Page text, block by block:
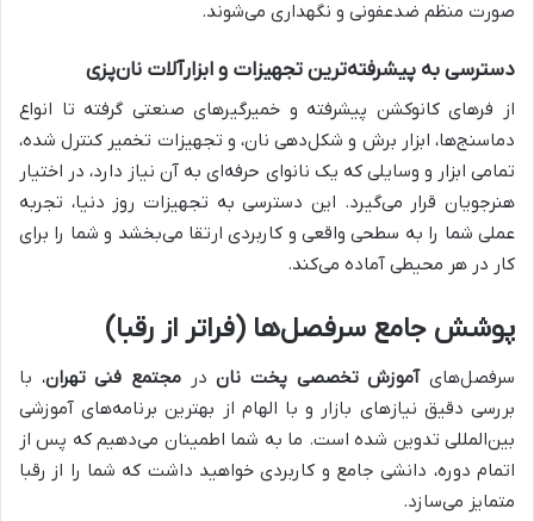
صورت منظم ضدعفونی و نگهداری می‌شوند.
دسترسی به پیشرفته‌ترین تجهیزات و ابزارآلات نان‌پزی
از فرهای کانوکشن پیشرفته و خمیرگیرهای صنعتی گرفته تا انواع
دماسنج‌ها، ابزار برش و شکل‌دهی نان، و تجهیزات تخمیر کنترل شده،
تمامی ابزار و وسایلی که یک نانوای حرفه‌ای به آن نیاز دارد، در اختیار
هنرجویان قرار می‌گیرد. این دسترسی به تجهیزات روز دنیا، تجربه
عملی شما را به سطحی واقعی و کاربردی ارتقا می‌بخشد و شما را برای
کار در هر محیطی آماده می‌کند.
پوشش جامع سرفصل‌ها (فراتر از رقبا)
سرفصل‌هایآموزش تخصصی پخت ناندر مجتمع فنی تهران، با
بررسی دقیق نیازهای بازار و با الهام از بهترین برنامه‌های آموزشی
بین‌المللی تدوین شده است. ما به شما اطمینان می‌دهیم که پس از
اتمام دوره، دانشی جامع و کاربردی خواهید داشت که شما را از رقبا
متمایز می‌سازد.